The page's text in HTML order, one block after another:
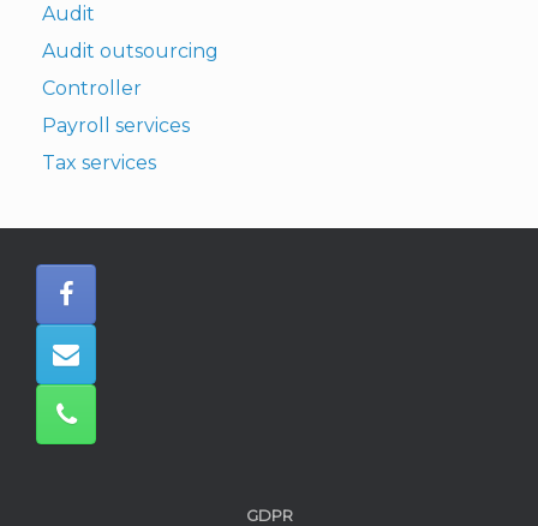
Audit
Audit outsourcing
Controller
Payroll services
Tax services
GDPR